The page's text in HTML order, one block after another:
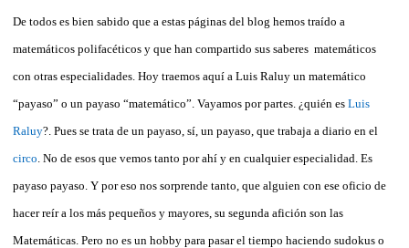
De todos es bien sabido que a estas páginas del blog hemos traído a
matemáticos polifacéticos y que han compartido sus saberes matemáticos
con otras especialidades. Hoy traemos aquí a Luis Raluy un matemático
“payaso” o un payaso “matemático”. Vayamos por partes. ¿quién es Luis
Raluy?. Pues se trata de un payaso, sí, un payaso, que trabaja a diario en el
circo . No de esos que vemos tanto por ahí y en cualquier especialidad. Es
payaso payaso. Y por eso nos sorprende tanto, que alguien con ese oficio de
hacer reír a los más pequeños y mayores, su segunda afición son las
Matemáticas. Pero no es un hobby para pasar el tiempo haciendo sudokus o